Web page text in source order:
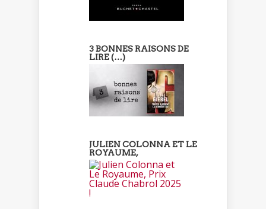
3 BONNES RAISONS DE
LIRE (…)
JULIEN COLONNA ET LE
ROYAUME,